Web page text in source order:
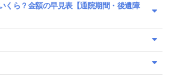
くら？金額の早見表【通院期間・後遺障